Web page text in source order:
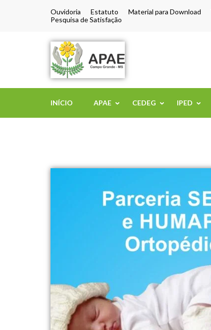
Ouvidoria Estatuto Material para Download
Pesquisa de Satisfação
INÍCIO APAE CEDEG IPED